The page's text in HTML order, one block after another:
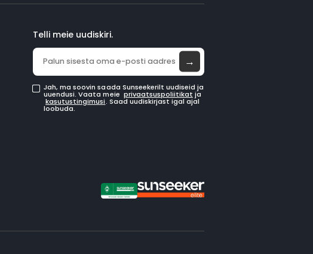
Telli meie uudiskiri.
→
Jah, ma soovin saada Sunseekerilt uudiseid ja
uuendusi. Vaata meie privaatsuspoliitikat ja
kasutustingimusi. Saad uudiskirjast igal ajal
loobuda.